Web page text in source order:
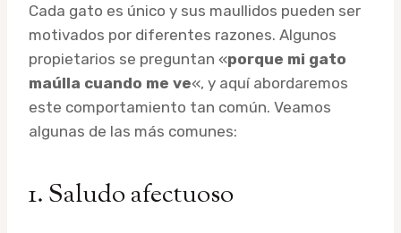
Cada gato es único y sus maullidos pueden ser
motivados por diferentes razones. Algunos
propietarios se preguntan «porque mi gato
maúlla cuando me ve«, y aquí abordaremos
este comportamiento tan común. Veamos
algunas de las más comunes:
1. Saludo afectuoso